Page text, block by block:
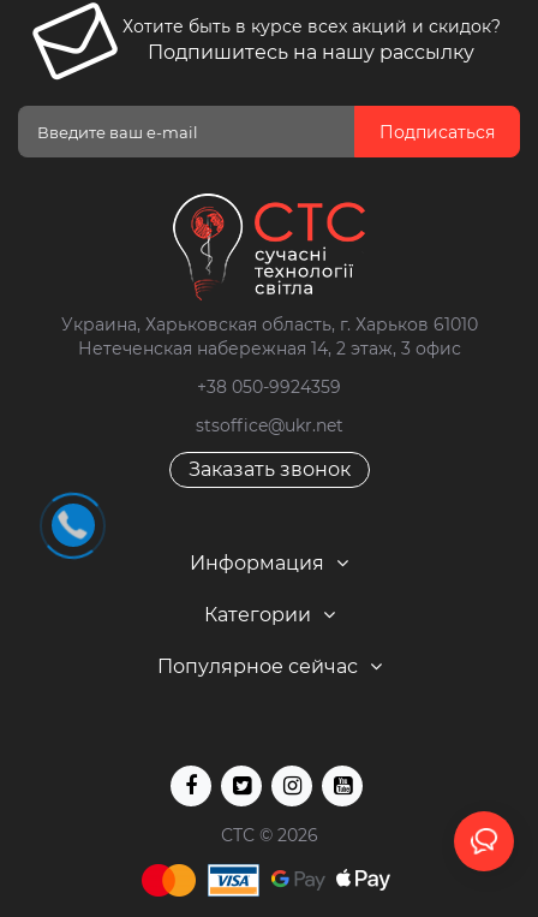
Хотите быть в курсе всех акций и скидок?
Подпишитесь на нашу рассылку
Подписаться
Украина, Харьковская область, г. Харьков 61010
Нетеченская набережная 14, 2 этаж, 3 офис
+38 050-9924359
stsoffice@ukr.net
Заказать звонок
Информация
Категории
Популярное сейчас
СТС © 2026